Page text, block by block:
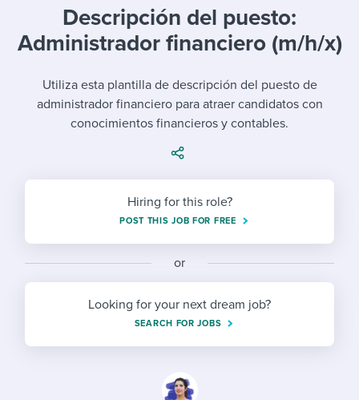
Mobilizing AI in my work
Evaluating candidates
Working together with others
Maintaining hiring pipelines
Ensuring compliance
Finding and attracting people
Digitizing work processes
Templates & Guides
Job description templates
Interview question templates
Policy templates
Step-by-step tutorials
Free ebooks & reports
I’m a jobseeker
I WANT TO LEARN ABOUT...
Applying for a job
Pay & benefits
Career development
Modern working life
Attend webinars & events
Workable customer stories
Explore Workable
Request a demo
Start a free trial
Descripción del puesto:
Administrador financiero (m/h/x)
Utiliza esta plantilla de descripción del puesto de
administrador financiero para atraer candidatos con
conocimientos financieros y contables.
Hiring for this role?
POST THIS JOB FOR FREE
or
Looking for your next dream job?
SEARCH FOR JOBS